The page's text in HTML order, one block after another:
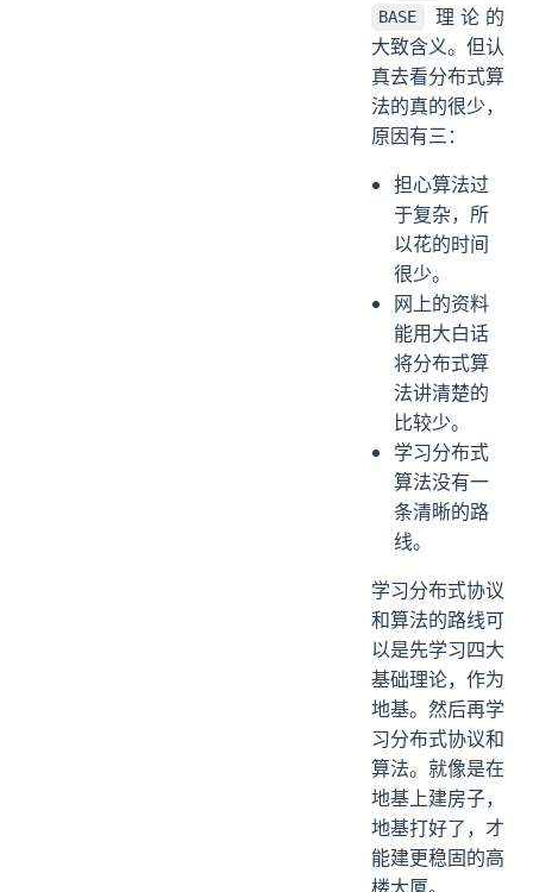
BASE
理论的
大致含义。但认
真去看分布式算
法的真的很少，
原因有三：
担心算法过
于复杂，所
以花的时间
很少。
网上的资料
能用大白话
将分布式算
法讲清楚的
比较少。
学习分布式
算法没有一
条清晰的路
线。
学习分布式协议
和算法的路线可
以是先学习四大
基础理论，作为
地基。然后再学
习分布式协议和
算法。就像是在
地基上建房子，
地基打好了，才
能建更稳固的高
楼大厦。